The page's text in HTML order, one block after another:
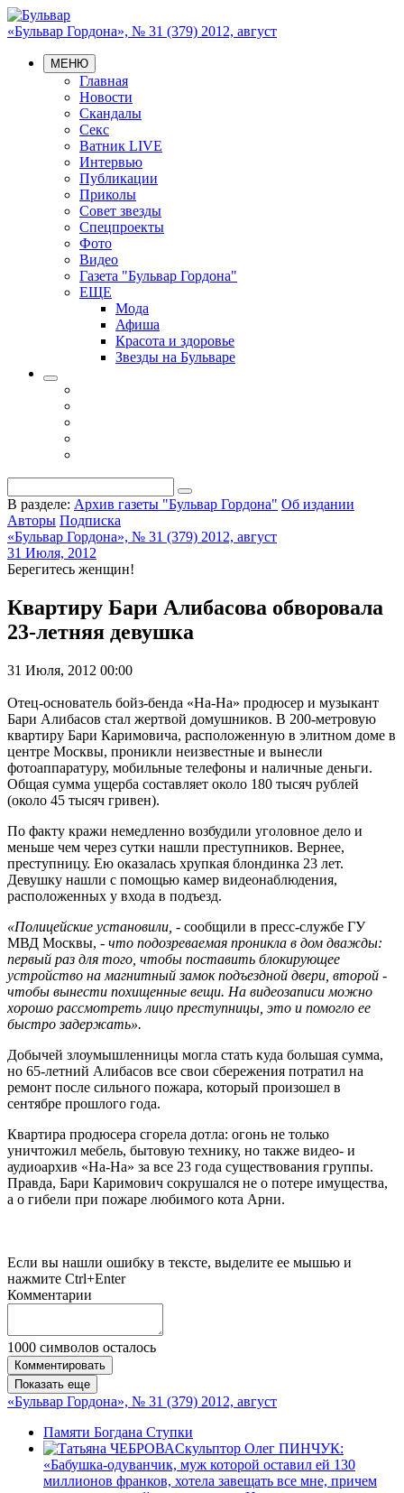
«Бульвар Гордона», № 31 (379) 2012, август
МЕНЮ
Главная
Новости
Скандалы
Секс
Ватник LIVE
Интервью
Публикации
Приколы
Совет звезды
Спецпроекты
Фото
Видео
Газета "Бульвар Гордона"
ЕЩЕ
Мода
Афиша
Красота и здоровье
Звезды на Бульваре
В разделе: Архив газеты "Бульвар Гордона" Об издании
Авторы Подписка
«Бульвар Гордона», № 31 (379) 2012, август
31 Июля, 2012
Берегитесь женщин!
Квартиру Бари Алибасова обворовала
23-летняя девушка
31 Июля, 2012 00:00
Отец-основатель бойз-бенда «На-На» продюсер и музыкант
Бари Алибасов стал жертвой домушников. В 200-метровую
квартиру Бари Каримовича, расположенную в элитном доме в
центре Москвы, проникли неизвестные и вынесли
фотоаппаратуру, мобильные телефоны и наличные деньги.
Общая сумма ущерба составляет около 180 тысяч рублей
(около 45 тысяч гривен).
По факту кражи немедленно возбудили уголовное дело и
меньше чем через сутки нашли преступников. Вернее,
преступницу. Ею оказалась хрупкая блондинка 23 лет.
Девушку нашли с помощью камер видеонаблюдения,
расположенных у входа в подъезд.
«Полицейские установили, - сообщили в пресс-службе ГУ
МВД Москвы, - что подозреваемая проникла в дом дважды:
первый раз для того, чтобы поставить блокирующее
устройство на магнитный замок подъездной двери, второй -
чтобы вынести похищенные вещи. На видеозаписи можно
хорошо рассмотреть лицо преступницы, это и помогло ее
быстро задержать».
Добычей злоумышленницы могла стать куда большая сумма,
но 65-летний Алибасов все свои сбережения потратил на
ремонт после сильного пожара, который произошел в
сентябре прошлого года.
Квартира продюсера сгорела дотла: огонь не только
уничтожил мебель, бытовую технику, но также видео- и
аудиоархив «На-На» за все 23 года существования группы.
Правда, Бари Каримович сокрушался не о потере имущества,
а о гибели при пожаре любимого кота Арни.
Если вы нашли ошибку в тексте, выделите ее мышью и
нажмите Ctrl+Enter
Комментарии
1000 символов осталось
Комментировать
Показать еще
«Бульвар Гордона», № 31 (379) 2012, август
Памяти Богдана Ступки
Скульптор Олег ПИНЧУК:
«Бабушка-одуванчик, муж которой оставил ей 130
миллионов франков, хотела завещать все мне, причем